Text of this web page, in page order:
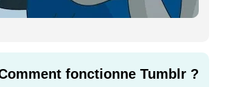
fonctionne Tumblr ?